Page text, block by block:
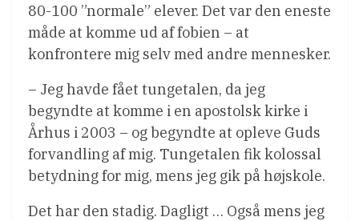
80-100 ”normale” elever. Det var den eneste
måde at komme ud af fobien – at
konfrontere mig selv med andre mennesker.
– Jeg havde fået tungetalen, da jeg
begyndte at komme i en apostolsk kirke i
Århus i 2003 – og begyndte at opleve Guds
forvandling af mig. Tungetalen fik kolossal
betydning for mig, mens jeg gik på højskole.
Det har den stadig. Dagligt … Også mens jeg